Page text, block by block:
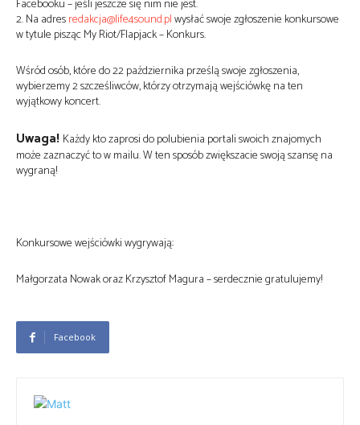
Facebooku – jeśli jeszcze się nim nie jest.
2. Na adresredakcja@life4sound.plwysłać swoje zgłoszenie konkursowe
w tytule pisząc My Riot/Flapjack – Konkurs.
Wśród osób, które do 22 października prześlą swoje zgłoszenia,
wybierzemy 2 szcześliwców, którzy otrzymają wejściówkę na ten
wyjątkowy koncert.
Uwaga! Każdy kto zaprosi do polubienia portali swoich znajomych
może zaznaczyć to w mailu. W ten sposób zwiększacie swoją szansę na
wygraną!
Konkursowe wejściówki wygrywają:
Małgorzata Nowak oraz Krzysztof Magura – serdecznie gratulujemy!
Facebook